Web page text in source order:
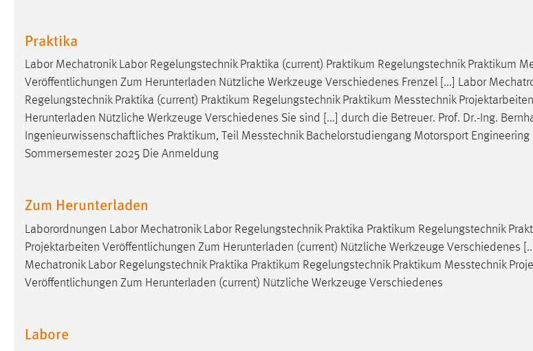
Praktika
Labor Mechatronik Labor Regelungstechnik Praktika (current) Praktikum Regelungstechnik Praktikum
Veröffentlichungen Zum Herunterladen Nützliche Werkzeuge Verschiedenes Frenzel [...] Labor
Regelungstechnik Praktika (current) Praktikum Regelungstechnik Praktikum Messtechnik
Herunterladen Nützliche Werkzeuge Verschiedenes Sie sind [...] durch die Betreuer. Prof. Dr.-Ing.
Ingenieurwissenschaftliches Praktikum, Teil MesstechnikBachelorstudiengang Motorsport Engineering
Sommersemester 2025 Die Anmeldung
Zum Herunterladen
Laborordnungen Labor Mechatronik Labor Regelungstechnik Praktika Praktikum Regelungstechnik
Projektarbeiten Veröffentlichungen Zum Herunterladen (current) Nützliche Werkzeuge Verschiedenes
Mechatronik Labor Regelungstechnik Praktika Praktikum Regelungstechnik Praktikum Messtechnik
Veröffentlichungen Zum Herunterladen (current) Nützliche Werkzeuge Verschiedenes
Labore
Google Ads
Name: _gcl_au
Zweck: Conversion-Tracking
Cookie Laufzeit:
Name: _fbp
Anbieter:
Zweck: Conversion-Tracking
Cookie Laufzeit: 3 Monate